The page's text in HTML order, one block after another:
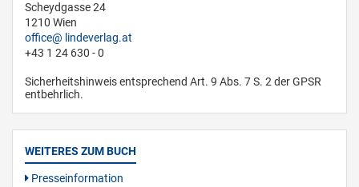
Scheydgasse 24
1210 Wien
office
lindeverlag.at
+43 1 24 630 - 0
Sicherheitshinweis entsprechend Art. 9 Abs. 7 S. 2 der GPSR
entbehrlich.
WEITERES ZUM BUCH
Presseinformation